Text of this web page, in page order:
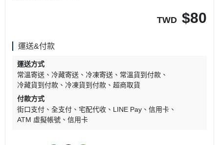
TWD $80
運送&付款
運送方式
常溫寄送
冷藏寄送 冷凍寄送
常溫貨到付款
冷藏貨到付款
冷凍貨到付款
超商取貨
付款方式
街口支付
全支付 宅配代收 LINE Pay
信用卡
ATM 虛擬帳號
信用卡